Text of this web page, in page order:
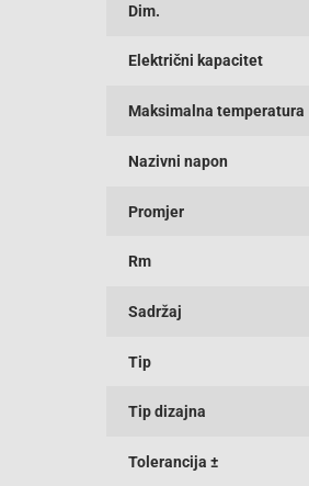
Dim.
Električni kapacitet
Maksimalna temperatura
Nazivni napon
Promjer
Rm
Sadržaj
Tip
Tip dizajna
Tolerancija ±